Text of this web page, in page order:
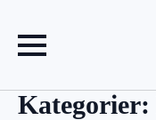
Kategorier: